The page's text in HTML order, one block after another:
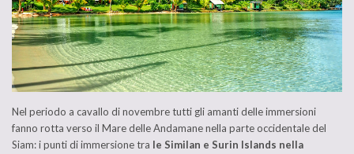
Nel periodo a cavallo di novembre tutti gli amanti delle immersioni
fanno rotta verso il Mare delle Andamane nella parte occidentale del
Siam: i punti di immersione tra le Similan e Surin Islands nella